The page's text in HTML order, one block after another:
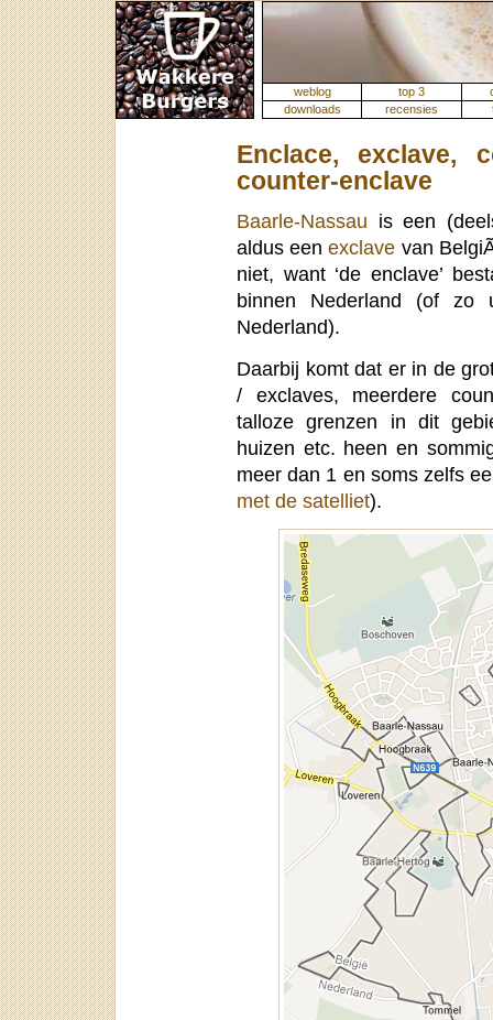
weblog top 3
downloads
recensies
Enclace, exclave,
counter-enclave
Baarle-Nassau is een
aldus eenexclave van
niet, want ‘de enclave’
binnen Nederland (of
Nederland).
Daarbij komt dat er in de
/ exclaves, meerdere
talloze grenzen in dit
huizen etc. heen en
meer dan 1 en soms zelfs
met de satelliet).